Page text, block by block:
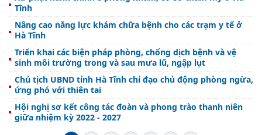
Tĩnh
Nâng cao năng lực khám chữa bệnh cho các trạm y tế ở
Hà Tĩnh
Triển khai các biện pháp phòng, chống dịch bệnh và vệ
sinh môi trường trong và sau mưa lũ, ngập lụt
Chủ tịch UBND tỉnh Hà Tĩnh chỉ đạo chủ động phòng ngừa,
ứng phó với thiên tai
Hội nghị sơ kết công tác đoàn và phong trào thanh niên
giữa nhiệm kỳ 2022 - 2027